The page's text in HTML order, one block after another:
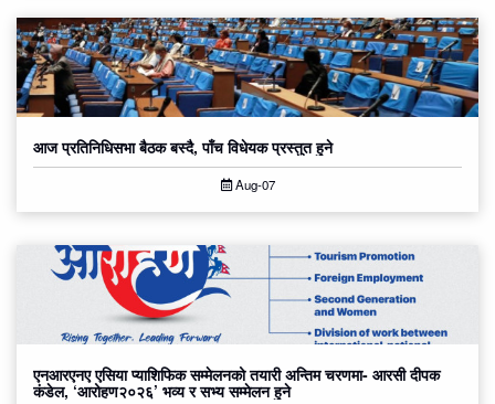
आज प्रतिनिधिसभा बैठक बस्दै, पाँच विधेयक प्रस्तुत हुने
Aug-07
एनआरएनए एसिया प्याशिफिक सम्मेलनको तयारी अन्तिम चरणमा- आरसी दीपक
कंडेल, ‘आरोहण२०२६’ भव्य र सभ्य सम्मेलन हुने